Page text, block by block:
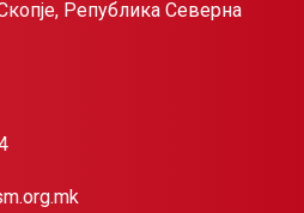
Република Северна